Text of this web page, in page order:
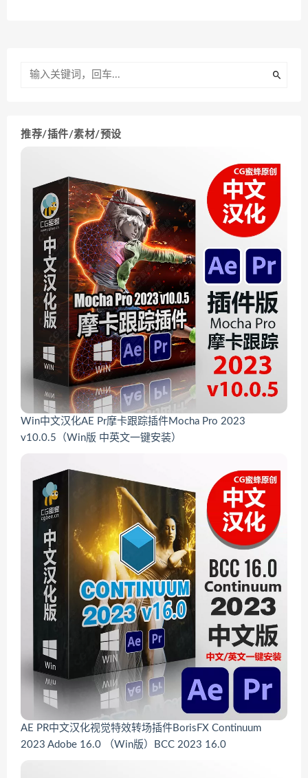
推荐/插件/素材/预设
Win中文汉化AE Pr摩卡跟踪插件Mocha Pro 2023
v10.0.5（Win版 中英文一键安装）
AE PR中文汉化视觉特效转场插件BorisFX Continuum
2023 Adobe 16.0 （Win版）BCC 2023 16.0